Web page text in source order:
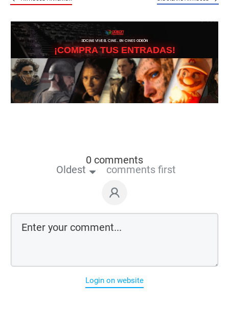
3DCINE VIVE EL CINE… EN CINES ODEÓN
¡COMPRA TUS ENTRADAS!
0 comments
Oldest comments first
Login on website